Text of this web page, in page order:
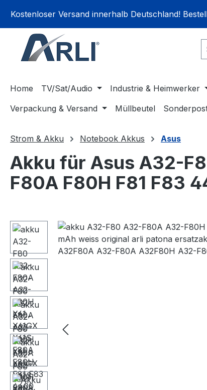
Zur Hauptnavigation springen
Kostenloser Versand innerhalb Deutschland!
Home TV/Sat/Audio Industrie & Heimwerker
Verpackung & Versand
Müllbeutel
Strom & Akku Notebook Akkus Asus
Akku für Asus A32-
F80A F80H F81 F83
Bildergalerie überspringen